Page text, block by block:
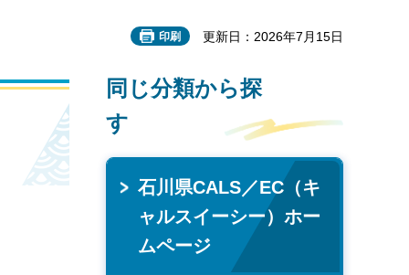
印刷 更新日：2026年7月15日
同じ分類から探
す
石川県CALS／EC（キ
ャルスイーシー）ホー
ムページ